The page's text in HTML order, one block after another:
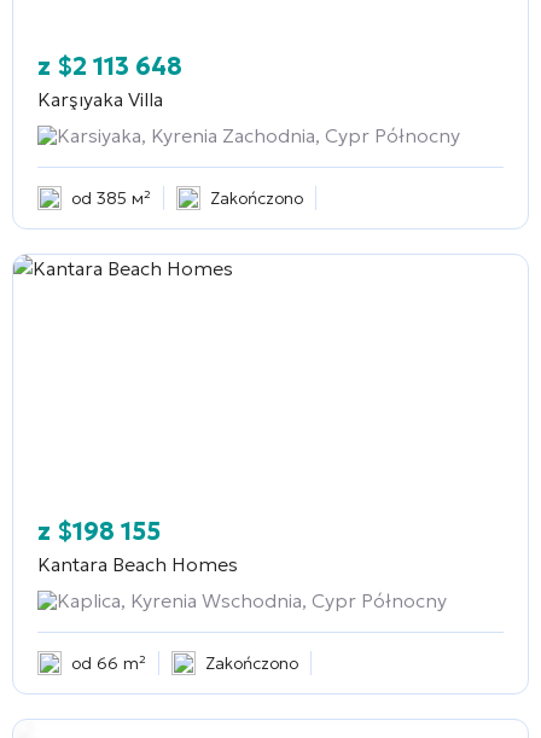
z $2 113 648
Karşıyaka Villa
Karsiyaka, Kyrenia Zachodnia, Cypr Północny
od 385 м² Zakończono
z $198 155
Kantara Beach Homes
Kaplica, Kyrenia Wschodnia, Cypr Północny
od 66 m² Zakończono